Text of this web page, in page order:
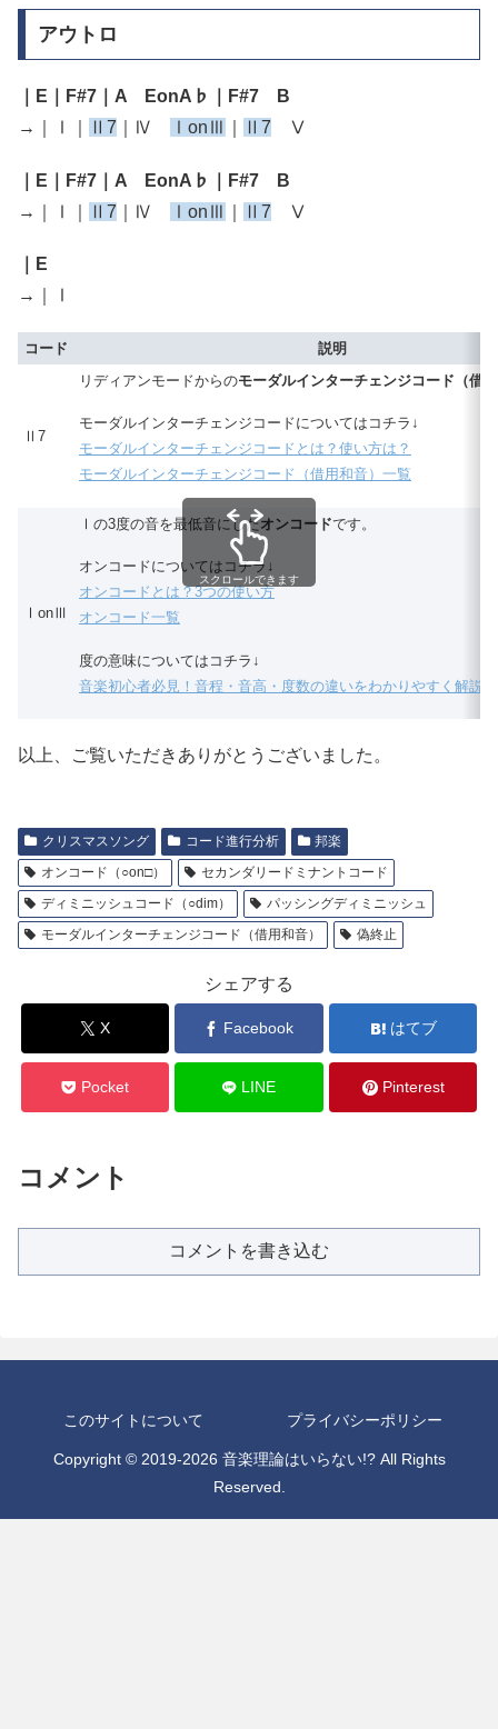
アウトロ
｜E｜F#7｜A EonA♭｜F#7 B
→｜Ⅰ｜
Ⅱ7 ｜Ⅳ ⅠonⅢ Ⅱ7 Ⅴ
｜E｜F#7｜A EonA♭｜F#7 B
→｜Ⅰ｜
Ⅱ7 ｜Ⅳ ⅠonⅢ Ⅱ7 Ⅴ
｜E
→｜Ⅰ
コード 説明
Ⅱ7
リディアンモードからのモーダルインターチェンジコード（借
モーダルインターチェンジコードについてはコチラ↓
モーダルインターチェンジコードとは？使い方は？
モーダルインターチェンジコード（借用和音）一覧
ⅠonⅢ
Ⅰの3度の音を最低音にしたオンコードです。
オンコードについてはコチラ↓
オンコードとは？3つの使い方
オンコード一覧
度の意味についてはコチラ↓
音楽初心者必見！音程・音高・度数の違いをわかりやすく解説
スクロールできます
以上、ご覧いただきありがとうございました。
クリスマスソング コード進行分析
邦楽
オンコード（○on□）
セカンダリードミナントコード
ディミニッシュコード（○dim）
パッシングディミニッシュ
モーダルインターチェンジコード（借用和音）
偽終止
シェアする
X Facebook はてブ
Pocket LINE Pinterest
コメント
コメントを書き込む
このサイトについて プライバシーポリシー
Copyright © 2019-2026 音楽理論はいらない!? All Rights
Reserved.